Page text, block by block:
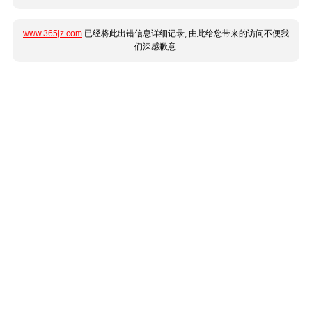
www.365jz.com 已经将此出错信息详细记录, 由此给您带来的访问不便我
们深感歉意.